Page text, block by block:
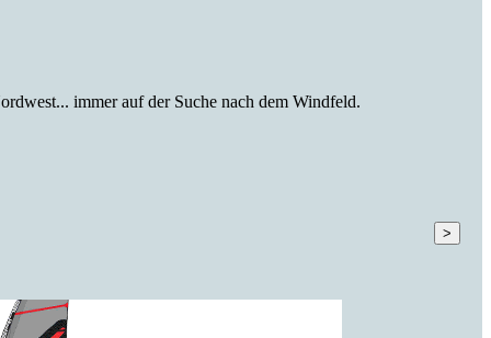
immer auf der Suche nach dem Windfeld.
>